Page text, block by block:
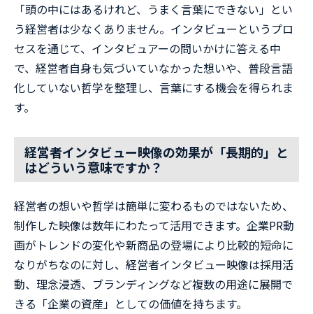
「頭の中にはあるけれど、うまく言葉にできない」とい
う経営者は少なくありません。インタビューというプロ
セスを通じて、インタビュアーの問いかけに答える中
で、経営者自身も気づいていなかった想いや、普段言語
化していない哲学を整理し、言葉にする機会を得られま
す。
経営者インタビュー映像の効果が「長期的」と
はどういう意味ですか？
経営者の想いや哲学は簡単に変わるものではないため、
制作した映像は数年にわたって活用できます。企業PR動
画がトレンドの変化や新商品の登場により比較的短命に
なりがちなのに対し、経営者インタビュー映像は採用活
動、理念浸透、ブランディングなど複数の用途に展開で
きる「企業の資産」としての価値を持ちます。